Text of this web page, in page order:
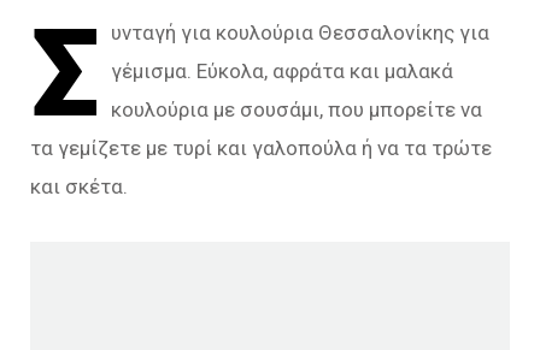
Σ
υνταγή για κουλούρια Θεσσαλονίκης για
γέμισμα. Εύκολα, αφράτα και μαλακά
κουλούρια με σουσάμι, που μπορείτε να
τα γεμίζετε με τυρί και γαλοπούλα ή να τα τρώτε
και σκέτα.